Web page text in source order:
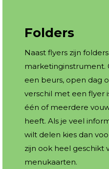
Folders
Naast flyers zijn
marketinginstrument.
een beurs, open dag
verschil met een flyer
één of meerdere
heeft. Als je veel
wilt delen kies dan
zijn ook heel geschikt
menukaarten.